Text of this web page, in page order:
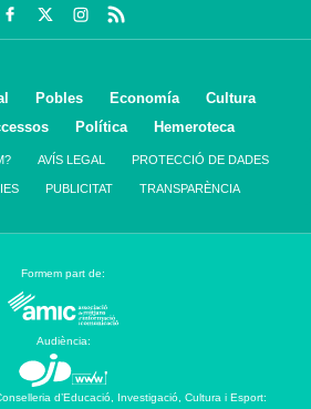
Pobles Economía
Cultura
Política Hemeroteca
AVÍS LEGAL PROTECCIÓ DE DADES
PUBLICITAT TRANSPARÈNCIA
Formem part de:
Audiència:
d’Educació, Investigació, Cultura i Esport: